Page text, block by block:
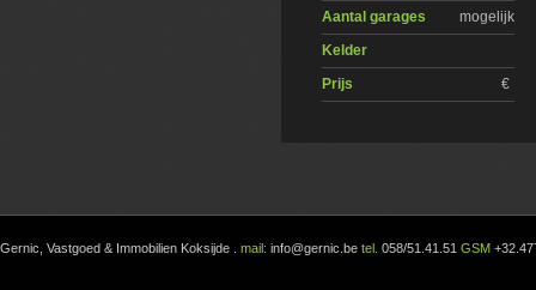
Aantal garages
mogelijk
Kelder
Prijs
€
Gernic, Vastgoed & Immobilien Koksijde mail: info@gernic.be tel. 058/51.41.51 GSM